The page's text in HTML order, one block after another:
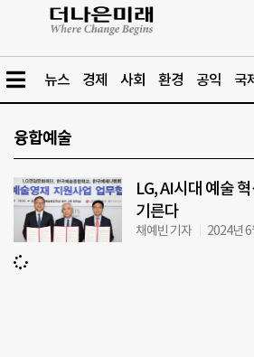
뉴스 경제 사회 환경 공익 국제
융합예술
LG, AI시대 예술
기른다
채예빈 기자 2024년 6